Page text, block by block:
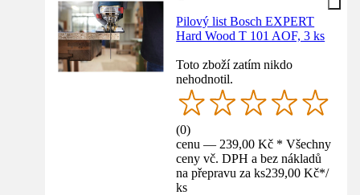
Pilový list Bosch EXPERT
Hard Wood T 101 AOF, 3 ks
Toto zboží zatím nikdo
nehodnotil.
(0)
cenu — 239,00 Kč * Všechny
ceny vč. DPH a bez nákladů
na přepravu za ks239,00 Kč*/
ks